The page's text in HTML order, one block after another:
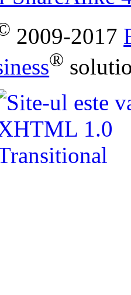
2009-2017
®